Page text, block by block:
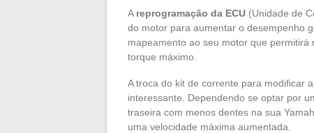
A reprogramação da ECU (Unidade de
do motor para aumentar o desempenho
mapeamento ao seu motor que
torque máximo.
A troca do kit de corrente para modificar
interessante. Dependendo se optar por
traseira com menos dentes na sua
uma velocidade máxima aumentada.